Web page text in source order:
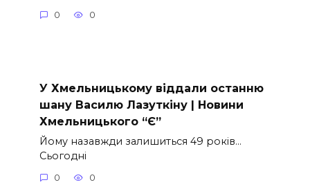
0 0
У Хмельницькому віддали останню
шану Василю Лазуткіну | Новини
Хмельницького “Є”
Йому назавжди залишиться 49 років…
Сьогодні
0 0